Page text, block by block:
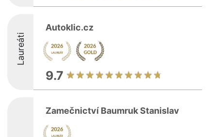
Laureáti
Autoklic.cz
9.7
Zamečnictví Baumruk Stanislav